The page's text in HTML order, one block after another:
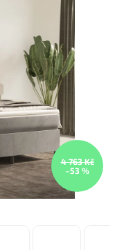
4 763 Kč
–53 %